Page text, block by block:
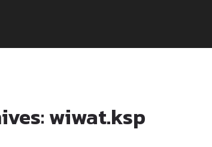
wiwat.ksp